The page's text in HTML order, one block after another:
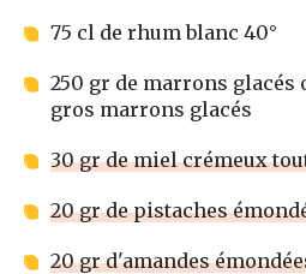
75 cl de rhum blanc 40°
250 gr de marrons glacés
gros marrons glacés
30 gr de miel crémeux
20 gr de pistaches
20 gr d'amandes